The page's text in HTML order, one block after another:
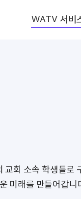
WATV 서비
회 소속 학생들로
미래를 만들어갑니